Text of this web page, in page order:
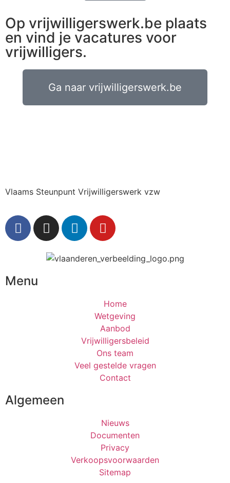
Op vrijwilligerswerk.be plaats
en vind je vacatures voor
vrijwilligers.
Ga naar vrijwilligerswerk.be
Vlaams Steunpunt Vrijwilligerswerk vzw
Menu
Home
Wetgeving
Aanbod
Vrijwilligersbeleid
Ons team
Veel gestelde vragen
Contact
Algemeen
Nieuws
Documenten
Privacy
Verkoopsvoorwaarden
Sitemap